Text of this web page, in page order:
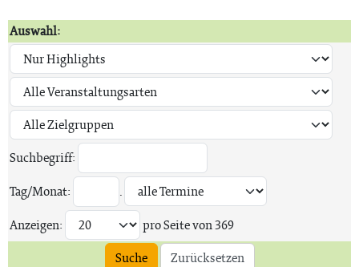
Auswahl:
Suchbegriff:
Tag/Monat:
.
Anzeigen:
pro Seite von369
Suche
Zurücksetzen